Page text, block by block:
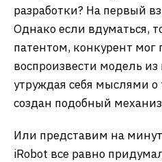
разработки? На первый
Однако если вдуматься,
патентом, конкурент мог
воспроизвести модель
утруждая себя мыслями
создан подобный
Или представим на
iRobot все равно